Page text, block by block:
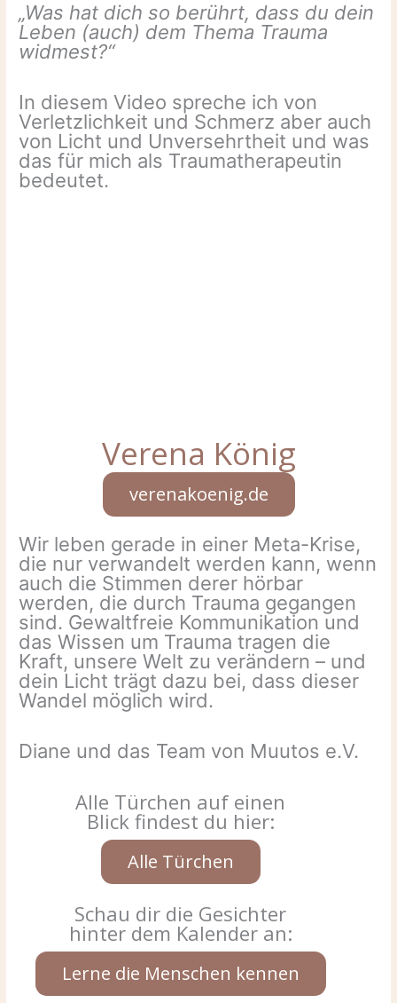
„Was hat dich so berührt, dass du dein
Leben (auch) dem Thema Trauma
widmest?“
In diesem Video spreche ich von
Verletzlichkeit und Schmerz aber auch
von Licht und Unversehrtheit und was
das für mich als Traumatherapeutin
bedeutet.
Verena König
verenakoenig.de
Wir leben gerade in einer Meta-Krise,
die nur verwandelt werden kann, wenn
auch die Stimmen derer hörbar
werden, die durch Trauma gegangen
sind. Gewaltfreie Kommunikation und
das Wissen um Trauma tragen die
Kraft, unsere Welt zu verändern – und
dein Licht trägt dazu bei, dass dieser
Wandel möglich wird.
Diane und das Team von Muutos e.V.
Alle Türchen auf einen
Blick findest du hier:
Alle Türchen
Schau dir die Gesichter
hinter dem Kalender an:
Lerne die Menschen kennen